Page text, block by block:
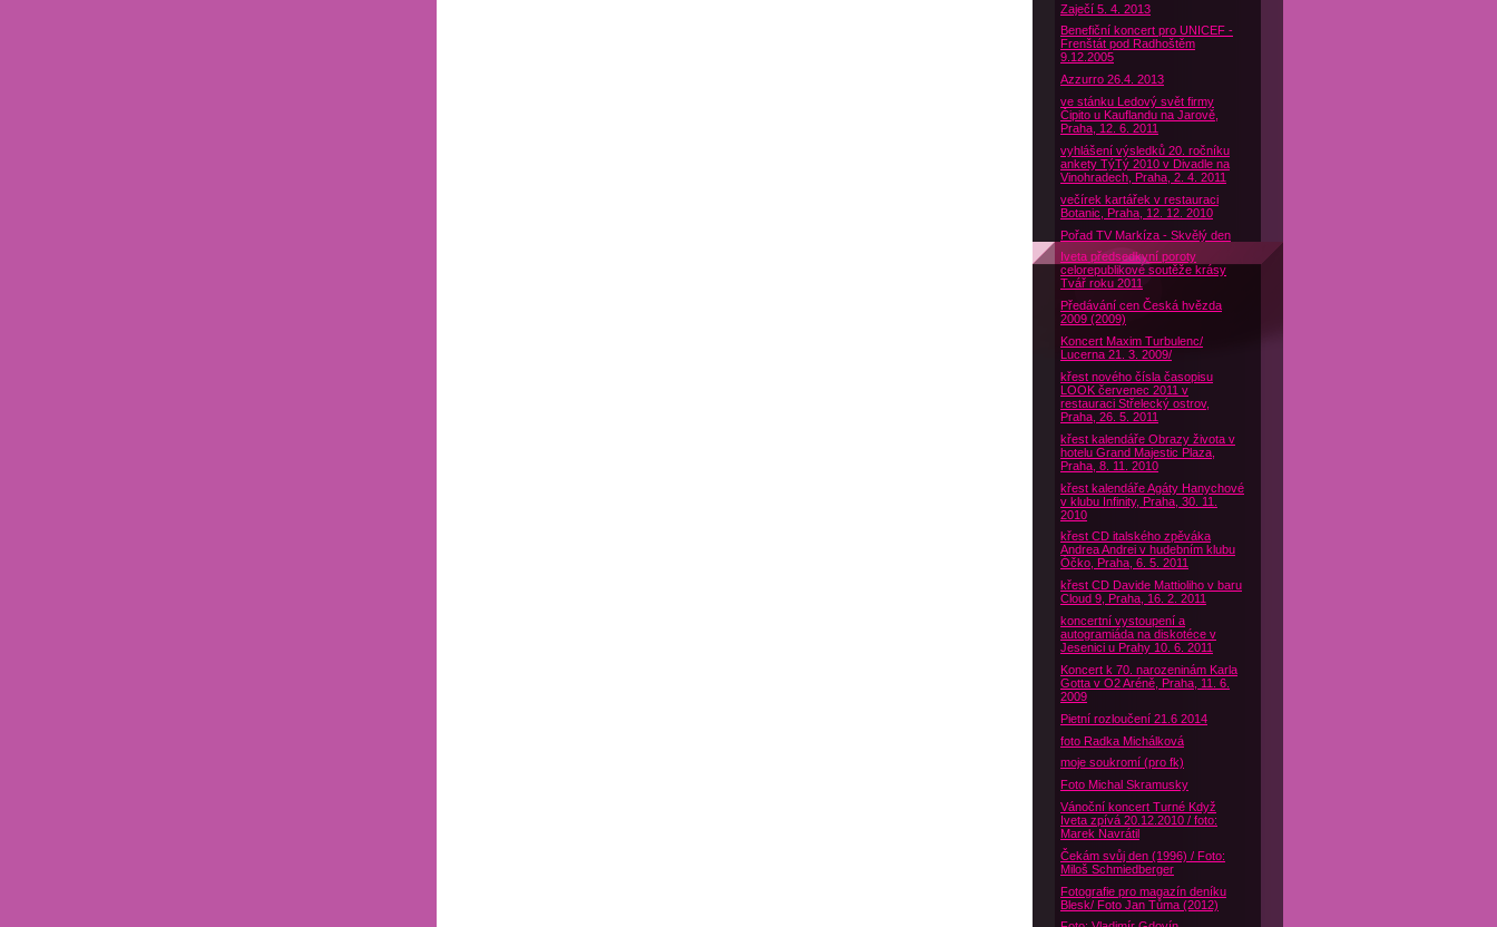
Zaječí 5. 4. 2013
Benefiční koncert pro UNICEF -
Frenštát pod Radhoštěm
9.12.2005
Azzurro 26.4. 2013
ve stánku Ledový svět firmy
Čipito u Kauflandu na Jarově,
Praha, 12. 6. 2011
vyhlášení výsledků 20. ročníku
ankety TýTý 2010 v Divadle na
Vinohradech, Praha, 2. 4. 2011
večírek kartářek v restauraci
Botanic, Praha, 12. 12. 2010
Pořad TV Markíza - Skvělý den
Iveta předsedkyní poroty
celorepublikové soutěže krásy
Tvář roku 2011
Předávání cen Česká hvězda
2009 (2009)
Koncert Maxim Turbulenc/
Lucerna 21. 3. 2009/
křest nového čísla časopisu
LOOK červenec 2011 v
restauraci Střelecký ostrov,
Praha, 26. 5. 2011
křest kalendáře Obrazy života v
hotelu Grand Majestic Plaza,
Praha, 8. 11. 2010
křest kalendáře Agáty Hanychové
v klubu Infinity, Praha, 30. 11.
2010
křest CD italského zpěváka
Andrea Andrei v hudebním klubu
Óčko, Praha, 6. 5. 2011
křest CD Davide Mattioliho v baru
Cloud 9, Praha, 16. 2. 2011
koncertní vystoupení a
autogramiáda na diskotéce v
Jesenici u Prahy 10. 6. 2011
Koncert k 70. narozeninám Karla
Gotta v O2 Aréně, Praha, 11. 6.
2009
Pietní rozloučení 21.6 2014
foto Radka Michálková
moje soukromí (pro fk)
Foto Michal Skramusky
Vánoční koncert Turné Když
Iveta zpívá 20.12.2010 / foto:
Marek Navrátil
Čekám svůj den (1996) / Foto:
Miloš Schmiedberger
Fotografie pro magazín deníku
Blesk/ Foto Jan Tůma (2012)